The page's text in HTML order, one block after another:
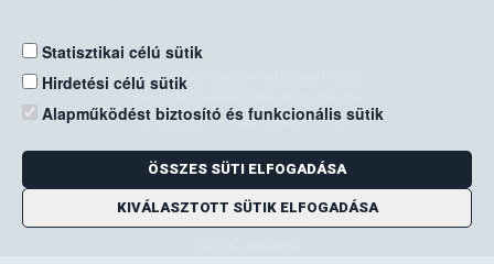
Statisztikai célú sütik
Hirdetési célú sütik
Alapműködést biztosító és funkcionális sütik
ÖSSZES SÜTI ELFOGADÁSA
KIVÁLASZTOTT SÜTIK ELFOGADÁSA
Nemzeti Élelmiszerlánc-biztonsági Hivatal
Levelezési cím: 1525 Budapest. Pf. 30.
E-mail:ugyfelszolgalat@nebih.gov.hu
Zöld szám: 06-80/263-244
Telefon: 06-1/ 336-9000